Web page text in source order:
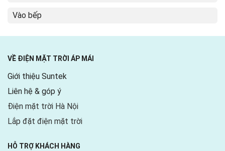
Vào bếp
VỀ ĐIỆN MẶT TRỜI ÁP MÁI
Giới thiệu Suntek
Liên hệ & góp ý
Điện mặt trời Hà Nội
Lắp đặt điện mặt trời
HỖ TRỢ KHÁCH HÀNG